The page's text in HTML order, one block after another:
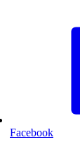
Facebook